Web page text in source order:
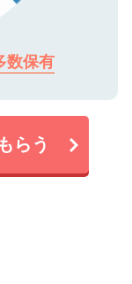
数保有
らう